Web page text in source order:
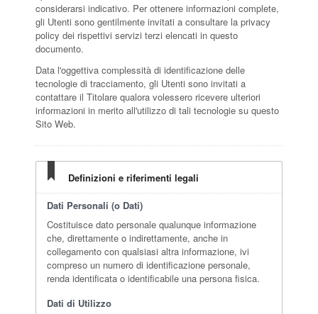
considerarsi indicativo. Per ottenere informazioni complete,
gli Utenti sono gentilmente invitati a consultare la privacy
policy dei rispettivi servizi terzi elencati in questo
documento.
Data l'oggettiva complessità di identificazione delle
tecnologie di tracciamento, gli Utenti sono invitati a
contattare il Titolare qualora volessero ricevere ulteriori
informazioni in merito all'utilizzo di tali tecnologie su questo
Sito Web.
Definizioni e riferimenti legali
Dati Personali (o Dati)
Costituisce dato personale qualunque informazione
che, direttamente o indirettamente, anche in
collegamento con qualsiasi altra informazione, ivi
compreso un numero di identificazione personale,
renda identificata o identificabile una persona fisica.
Dati di Utilizzo